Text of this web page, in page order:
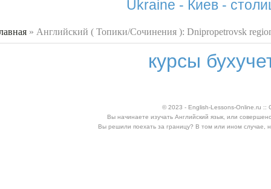
Ukraine - Киев -
» Английский ( Топики/Сочинения ): Dnipropetrovsk
курсы
© 2023 - English-Lessons-Online.ru ::
Вы начинаете изучать Английский язык, или
Вы решили поехать за границу? В том или ином случае,